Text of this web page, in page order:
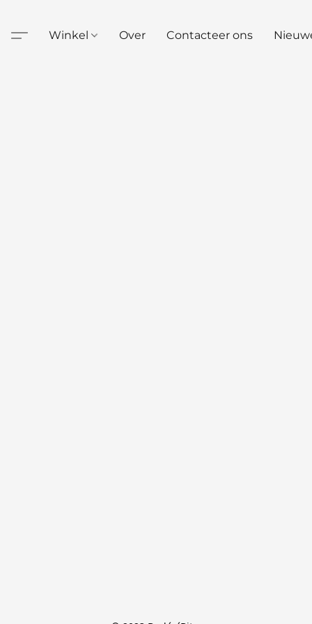
Winkel Over Contacteer ons